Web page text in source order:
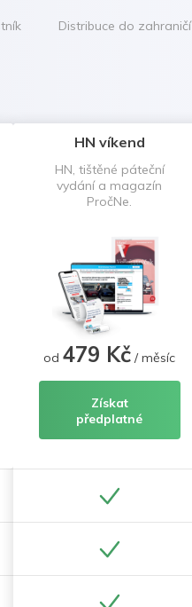
Distribuce do zahraničí
HN víkend
HN, tištěné páteční
vydání a magazín
PročNe.
od479 Kč / měsíc
Získat
předplatné